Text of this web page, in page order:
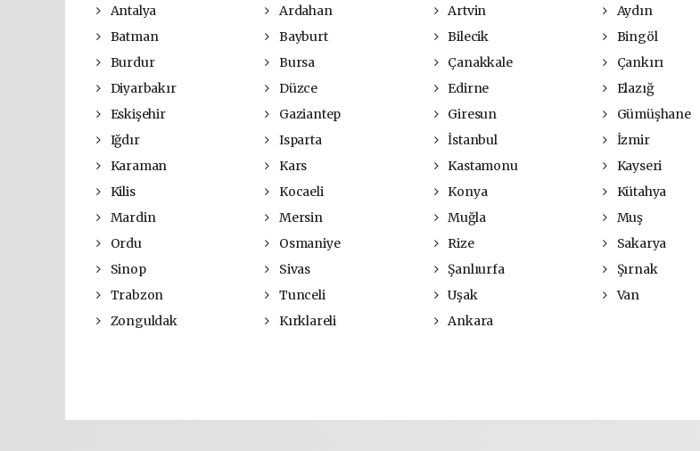
Antalya
Ardahan Artvin Aydın
Batman
Bayburt Bilecik Bingöl
Burdur
Bursa Çanakkale Çankırı
Diyarbakır
Düzce Edirne Elazığ
Eskişehir
Gaziantep Giresun Gümüşhane
Iğdır
Isparta İstanbul İzmir
Karaman
Kars Kastamonu Kayseri
Kilis
Kocaeli Konya Kütahya
Mardin
Mersin Muğla Muş
Ordu
Osmaniye Rize Sakarya
Sinop
Sivas Şanlıurfa Şırnak
Trabzon
Tunceli Uşak Van
Zonguldak
Kırklareli Ankara